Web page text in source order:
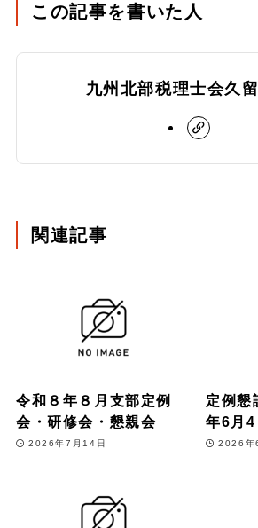
この記事を書いた人
九州北部税理士会久
関連記事
令和８年８月支部定例
会・研修会・懇親会
2026年7月14日
定例懇
年6月4
2026年